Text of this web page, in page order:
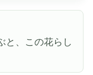
と、この花らし